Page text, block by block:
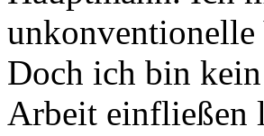
unkonventionelle
Doch ich bin
Arbeit einfließen